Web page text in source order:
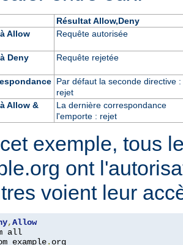
Résultat Allow,Deny
Allow
Requête autorisée
Deny
Requête rejetée
Par défaut la seconde directive :
rejet
Allow &
La dernière correspondance
l'emporte : rejet
exemple, tous
ont
voient leur
,Allow
example. org